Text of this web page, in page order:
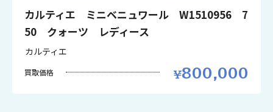
カルティエ ミニベニュワール W1510956 7
50 クォーツ レディース
カルティエ
買取価格 800,000